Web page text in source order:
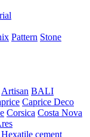
Pattern Stone
Artisan BALI
Caprice Deco
Corsica Costa Nova
Hexatile cement